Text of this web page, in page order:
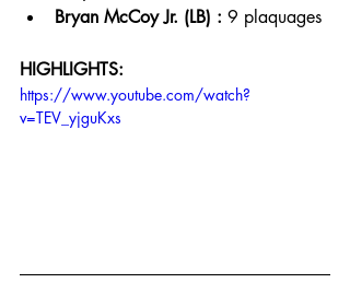
Bryan McCoy Jr. (LB) : 9 plaquages
HIGHLIGHTS:
https://www.youtube.com/watch?
v=TEV_yjguKxs